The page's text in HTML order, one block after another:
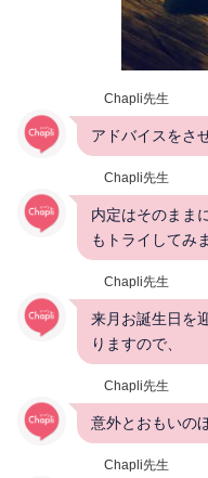
Chapli先生
アドバイスをさ
Chapli先生
内定はそのまま
もトライしてみ
Chapli先生
来月お誕生日を
りますので、
Chapli先生
意外とおもいの
Chapli先生